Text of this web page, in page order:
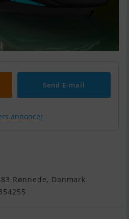
Send E-mail
annoncer
Rønnede, Danmark